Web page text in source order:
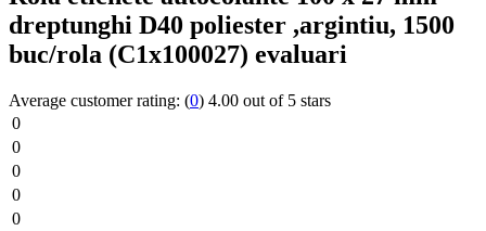
dreptunghi D40 poliester ,argintiu, 1500
buc/rola (C1x100027) evaluari
Average customer rating: (0) 4.00 out of 5 stars
0
0
0
0
0